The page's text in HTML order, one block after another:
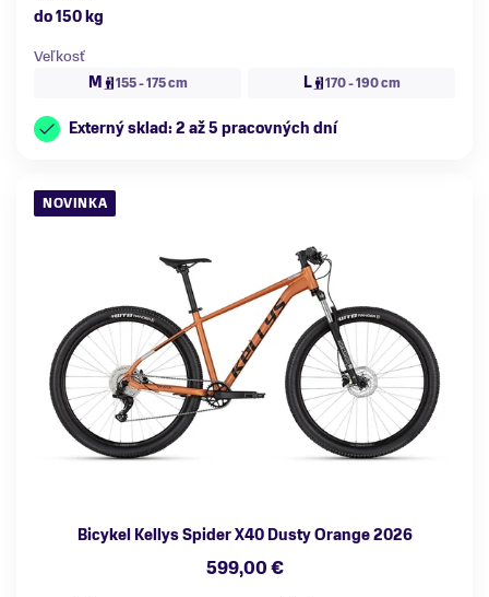
do 150 kg
Veľkosť
M
155 - 175 cm L 170 - 190 cm
Externý sklad: 2 až 5 pracovných dní
NOVINKA
Bicykel Kellys Spider X40 Dusty Orange 2026
599,00 €